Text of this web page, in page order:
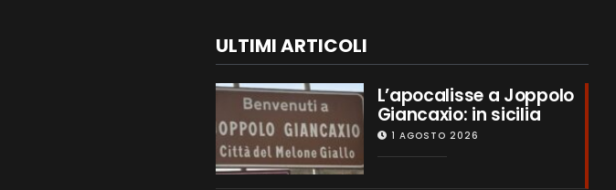
ULTIMI ARTICOLI
L’apocalisse a Joppolo
Giancaxio: in sicilia
1 AGOSTO 2026